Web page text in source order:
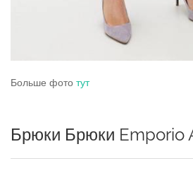
Больше фото тут
Брюки Брюки Emporio